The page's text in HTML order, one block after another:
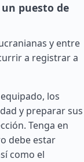
puesto de
y entre
a registrar a
los
y preparar sus
Tenga en
debe estar
como el